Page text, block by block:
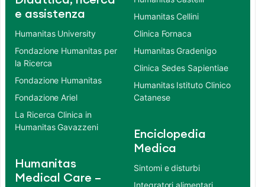
e assistenza
Humanitas University
Fondazione Humanitas per
la Ricerca
Fondazione Humanitas
Fondazione Ariel
La Ricerca Clinica in
Humanitas Gavazzeni
Humanitas
Medical Care –
Humanitas Cellini
Clinica Fornaca
Humanitas Gradenigo
Clinica Sedes Sapientiae
Humanitas Istituto Clinico
Catanese
Enciclopedia
Medica
Sintomi e disturbi